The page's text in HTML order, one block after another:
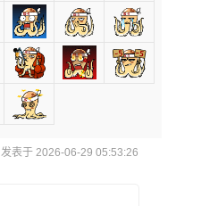
发表于 2026-06-29 05:53:26